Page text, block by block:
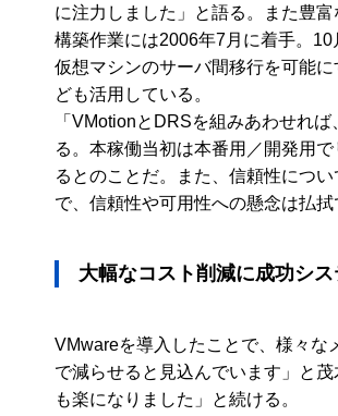
に注力しました」と語る。また豊
構築作業には2006年7月に着手。
仮想マシンのサーバ間移行を可能
ども活用している。
「VMotionとDRSを組みあわせれ
る。本稼働当初は本番用／開発用
るとのことだ。また、信頼性につ
で、信頼性や可用性への懸念は払拭
大幅なコスト削減に成功シ
VMwareを導入したことで、様々な
で減らせると見込んでいます」と
も楽になりました」と続ける。